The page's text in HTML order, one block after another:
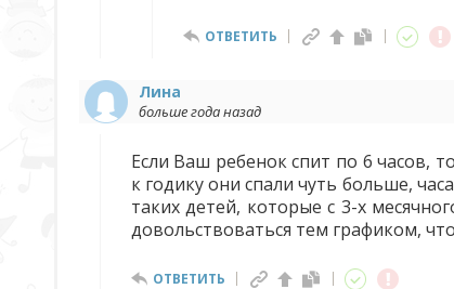
ОТВЕТИТЬ
Лина
больше года назад
Если Ваш ребенок спит по 6 часов,
к годику они спали чуть больше,
таких детей, которые с 3-х
довольствоваться тем графиком,
ОТВЕТИТЬ